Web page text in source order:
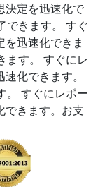
決定を迅速化で
きます。
すぐ
迅速化できま
す。
すぐにレ
化できます。
すぐにレポー
できます。お支